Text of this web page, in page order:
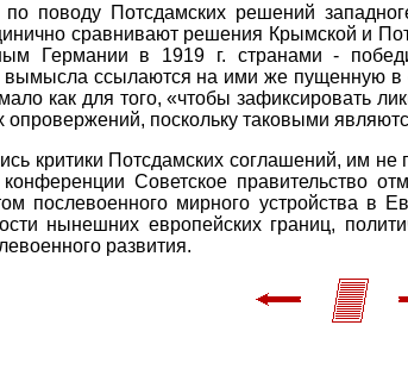
поводу Потсдамских решений
сравнивают решения Крымской и
Германии в 1919 г. странами -
вымысла ссылаются на ими же пущенную
как для того, «чтобы зафиксировать
опровержений, поскольку таковыми
критики Потсдамских соглашений, им не
Советское правительство
послевоенного мирного устройства в
нынешних европейских границ,
развития.